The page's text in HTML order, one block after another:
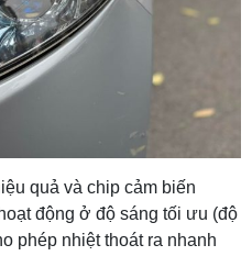
quả và chip cảm biến
động ở độ sáng tối ưu (độ
phép nhiệt thoát ra nhanh